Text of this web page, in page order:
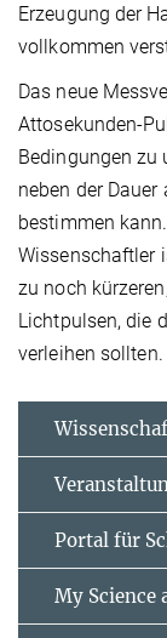
Erzeugung der
vollkommen
Das neue
Attosekunden-
Bedingungen zu
neben der
bestimmen
Wissenschaftler
zu noch
Lichtpulsen, die
verleihen sollten.
Portal für
My Science